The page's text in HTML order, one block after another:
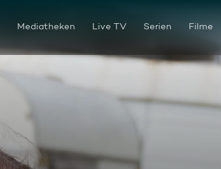
Mediatheken Live TV Serien Filme